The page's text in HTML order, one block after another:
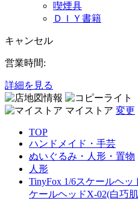
喫煙具
ＤＩＹ書籍
キャンセル
営業時間:
詳細を見る
マイストア 変更
TOP
ハンドメイド・手芸
ぬいぐるみ・人形・置物
人形
TinyFox 1/6スケールヘッ
ケールヘッドX-02(白巧